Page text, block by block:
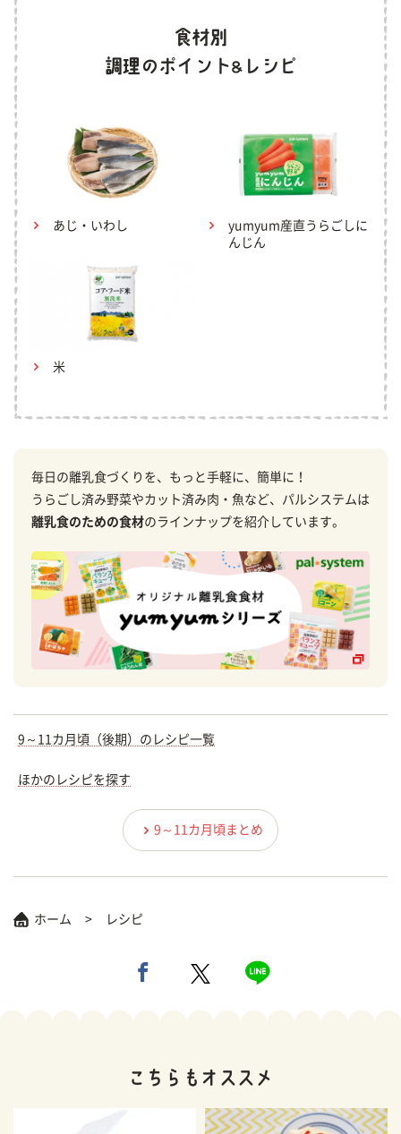
あじ・いわし
yumyum産直うらごしに
んじん
米
毎日の離乳食づくりを、もっと手軽に、簡単に！
うらごし済み野菜やカット済み肉・魚など、パルシステムは
離乳食のための食材のラインナップを紹介しています。
9～11カ月頃（後期）のレシピ一覧
ほかのレシピを探す
9～11カ月頃まとめ
ホーム レシピ